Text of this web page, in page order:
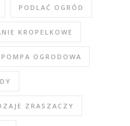
PODLAĆ OGRÓD
KROPELKOWE
POMPA OGRODOWA
ZRASZACZY